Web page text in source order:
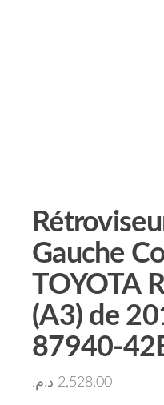
Gauche
TOYOTA
(A3) de
87940-
2,528.00 د.م.